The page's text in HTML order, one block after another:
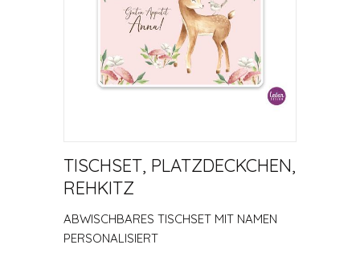
TISCHSET, PLATZDECKCHEN,
REHKITZ
ABWISCHBARES TISCHSET MIT NAMEN
PERSONALISIERT